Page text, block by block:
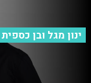
ינון מגל ובן כספית